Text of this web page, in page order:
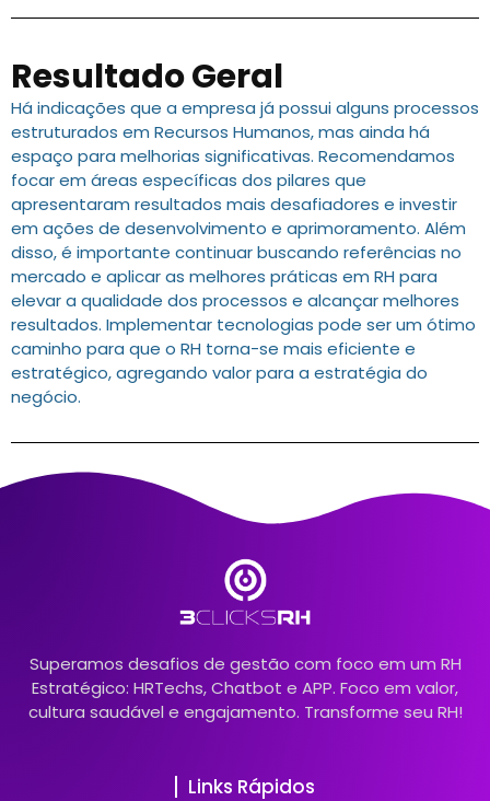
Resultado Geral
Há indicações que a empresa já possui alguns processos
estruturados em Recursos Humanos, mas ainda há
espaço para melhorias significativas. Recomendamos
focar em áreas específicas dos pilares que
apresentaram resultados mais desafiadores e investir
em ações de desenvolvimento e aprimoramento. Além
disso, é importante continuar buscando referências no
mercado e aplicar as melhores práticas em RH para
elevar a qualidade dos processos e alcançar melhores
resultados. Implementar tecnologias pode ser um ótimo
caminho para que o RH torna-se mais eficiente e
estratégico, agregando valor para a estratégia do
negócio.
Superamos desafios de gestão com foco em um RH
Estratégico: HRTechs, Chatbot e APP. Foco em valor,
cultura saudável e engajamento. Transforme seu RH!
Links Rápidos